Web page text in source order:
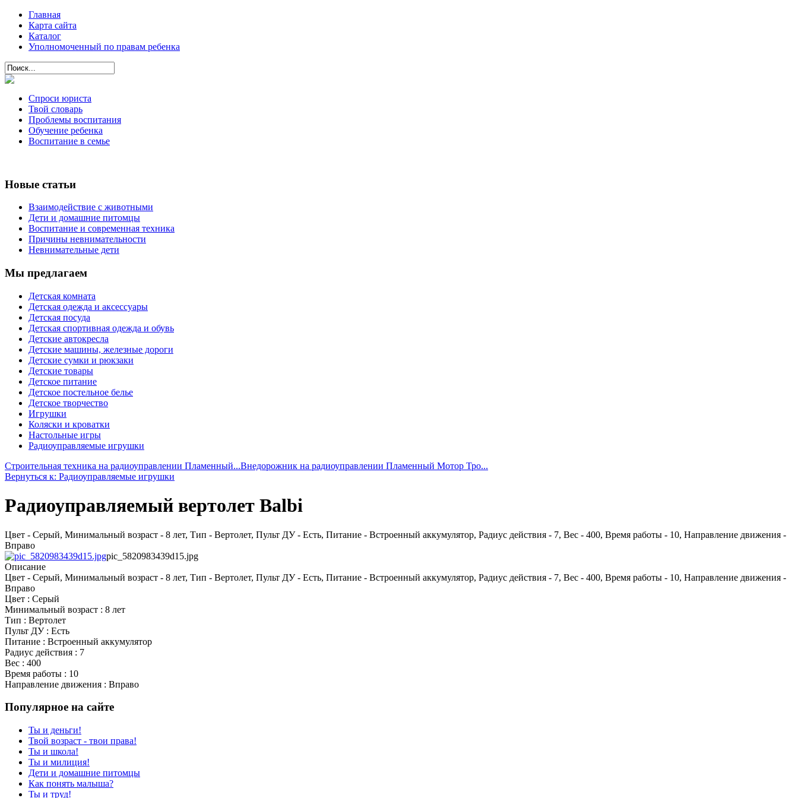
Главная
Карта сайта
Каталог
Уполномоченный по правам ребенка
Спроси юриста
Твой словарь
Проблемы воспитания
Обучение ребенка
Воспитание в семье
Новые статьи
Взаимодействие с животными
Дети и домашние питомцы
Воспитание и современная техника
Причины невнимательности
Невнимательные дети
Мы предлагаем
Детская комната
Детская одежда и аксессуары
Детская посуда
Детская спортивная одежда и обувь
Детские автокресла
Детские машины, железные дороги
Детские сумки и рюкзаки
Детские товары
Детское питание
Детское постельное белье
Детское творчество
Игрушки
Коляски и кроватки
Настольные игры
Радиоуправляемые игрушки
Строительная техника на радиоуправлении Пламенный...Внедорожник на радиоуправлении Пламенный Мотор Тро...
Вернуться к: Радиоуправляемые игрушки
Радиоуправляемый вертолет Balbi
Цвет - Серый, Минимальный возраст - 8 лет, Тип - Вертолет, Пульт ДУ - Есть, Питание - Встроенный аккумулятор, Радиус действия - 7, Вес - 400, Время работы - 10, Направление движения -
Вправо
pic_5820983439d15.jpg
Описание
Цвет - Серый, Минимальный возраст - 8 лет, Тип - Вертолет, Пульт ДУ - Есть, Питание - Встроенный аккумулятор, Радиус действия - 7, Вес - 400, Время работы - 10, Направление движения -
Вправо
Цвет : Серый
Минимальный возраст : 8 лет
Тип : Вертолет
Пульт ДУ : Есть
Питание : Встроенный аккумулятор
Радиус действия : 7
Вес : 400
Время работы : 10
Направление движения : Вправо
Популярное на сайте
Ты и деньги!
Твой возраст - твои права!
Ты и школа!
Ты и милиция!
Дети и домашние питомцы
Как понять малыша?
Ты и труд!